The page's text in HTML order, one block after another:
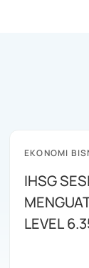
EKONOMI
IHSG
LEVEL